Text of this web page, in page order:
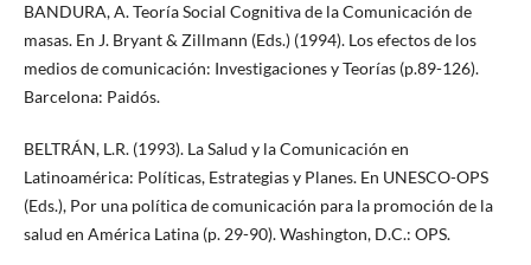
BANDURA, A. Teoría Social Cognitiva de la Comunicación de
masas. En J. Bryant & Zillmann (Eds.) (1994). Los efectos de los
medios de comunicación: Investigaciones y Teorías (p.89-126).
Barcelona: Paidós.
BELTRÁN, L.R. (1993). La Salud y la Comunicación en
Latinoamérica: Políticas, Estrategias y Planes. En UNESCO-OPS
(Eds.), Por una política de comunicación para la promoción de la
salud en América Latina (p. 29-90). Washington, D.C.: OPS.